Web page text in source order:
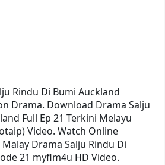
Rindu Di Bumi Auckland
Drama. Download Drama Salju
Full Ep 21 Terkini Melayu
Video. Watch Online
Drama Salju Rindu Di
21 myflm4u HD Video.